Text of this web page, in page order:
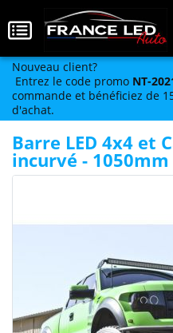
Nouveau client?
Entrez le code promo NT-
commande et bénéficiez de
d'achat.
Barre LED 4x4 et
incurvé -